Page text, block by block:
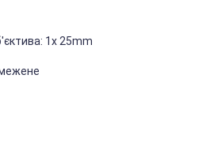
1x 25mm